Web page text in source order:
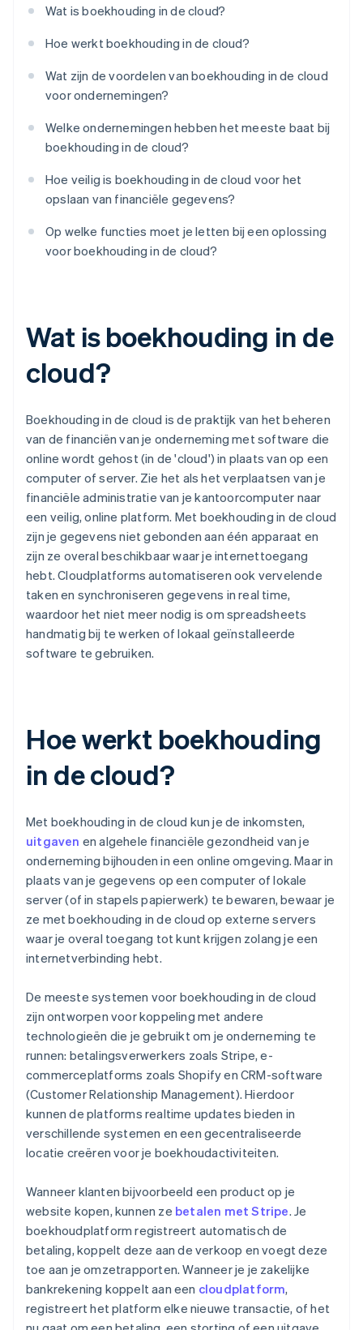
Wat is boekhouding in de cloud?
Hoe werkt boekhouding in de cloud?
Wat zijn de voordelen van boekhouding in de cloud
voor ondernemingen?
Welke ondernemingen hebben het meeste baat bij
boekhouding in de cloud?
Hoe veilig is boekhouding in de cloud voor het
opslaan van financiële gegevens?
Op welke functies moet je letten bij een oplossing
voor boekhouding in de cloud?
Wat is boekhouding in de
cloud?
Boekhouding in de cloud is de praktijk van het beheren
van de financiën van je onderneming met software die
online wordt gehost (in de 'cloud') in plaats van op een
computer of server. Zie het als het verplaatsen van je
financiële administratie van je kantoorcomputer naar
een veilig, online platform. Met boekhouding in de cloud
zijn je gegevens niet gebonden aan één apparaat en
zijn ze overal beschikbaar waar je internettoegang
hebt. Cloudplatforms automatiseren ook vervelende
taken en synchroniseren gegevens in real time,
waardoor het niet meer nodig is om spreadsheets
handmatig bij te werken of lokaal geïnstalleerde
software te gebruiken.
Hoe werkt boekhouding
in de cloud?
Met boekhouding in de cloud kun je de inkomsten,
uitgaven en algehele financiële gezondheid van je
onderneming bijhouden in een online omgeving. Maar in
plaats van je gegevens op een computer of lokale
server (of in stapels papierwerk) te bewaren, bewaar je
ze met boekhouding in de cloud op externe servers
waar je overal toegang tot kunt krijgen zolang je een
internetverbinding hebt.
De meeste systemen voor boekhouding in de cloud
zijn ontworpen voor koppeling met andere
technologieën die je gebruikt om je onderneming te
runnen: betalingsverwerkers zoals Stripe, e-
commerceplatforms zoals Shopify en CRM-software
(Customer Relationship Management). Hierdoor
kunnen de platforms realtime updates bieden in
verschillende systemen en een gecentraliseerde
locatie creëren voor je boekhoudactiviteiten.
Wanneer klanten bijvoorbeeld een product op je
website kopen, kunnen ze betalen met Stripe. Je
boekhoudplatform registreert automatisch de
betaling, koppelt deze aan de verkoop en voegt deze
toe aan je omzetrapporten. Wanneer je je zakelijke
bankrekening koppelt aan een cloudplatform,
registreert het platform elke nieuwe transactie, of het